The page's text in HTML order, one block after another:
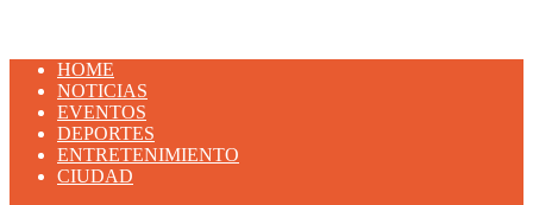
HOME
NOTICIAS
EVENTOS
DEPORTES
ENTRETENIMIENTO
CIUDAD